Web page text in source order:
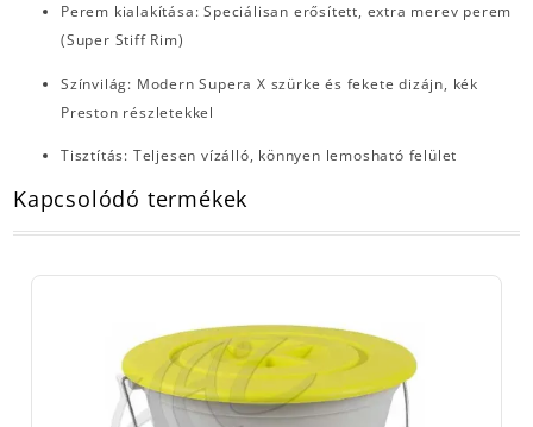
Perem kialakítása: Speciálisan erősített, extra merev perem
(Super Stiff Rim)
Színvilág: Modern Supera X szürke és fekete dizájn, kék
Preston részletekkel
Tisztítás: Teljesen vízálló, könnyen lemosható felület
Kapcsolódó termékek